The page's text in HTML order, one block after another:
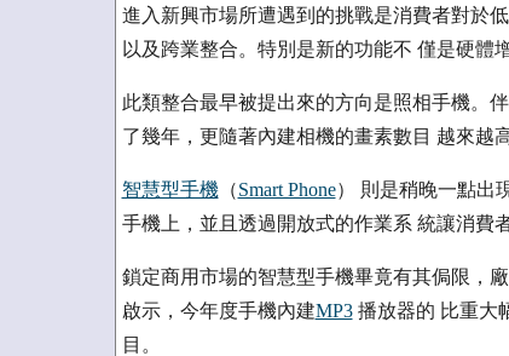
進入新興市場所遭遇到的挑戰是消費者對於
以及跨業整合。特別是新的功能不 僅是硬體
此類整合最早被提出來的方向是照相手機。
了幾年，更隨著內建相機的畫素數目 越來越
智慧型手機（Smart Phone） 則是稍晚一點出
手機上，並且透過開放式的作業系 統讓消費
鎖定商用市場的智慧型手機畢竟有其侷限，
啟示，今年度手機內建MP3播放器的 比重大
目。